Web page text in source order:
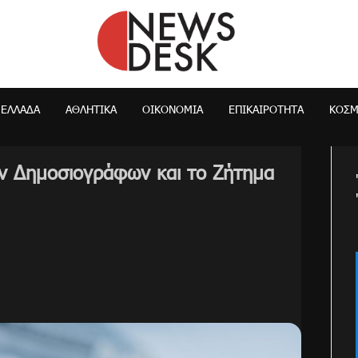
NewsDesk
ΕΛΛΆΔΑ ΑΘΛΗΤΙΚΑ ΟΙΚΟΝΟΜΊΑ ΕΠΙΚΑΙΡΌΤΗΤΑ
Δημοσιογράφων και το Ζήτημα